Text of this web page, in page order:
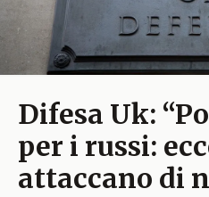
Difesa Uk:
per i russi:
attaccano di